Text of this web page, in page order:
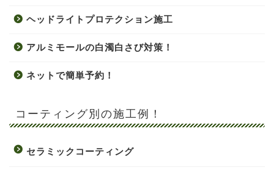
ヘッドライトプロテクション施工
アルミモールの白濁白さび対策！
ネットで簡単予約！
コーティング別の施工例！
セラミックコーティング